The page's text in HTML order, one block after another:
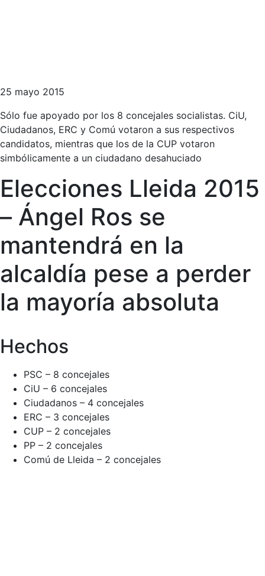
25 mayo 2015
Sólo fue apoyado por los 8 concejales socialistas. CiU,
Ciudadanos, ERC y Comú votaron a sus respectivos
candidatos, mientras que los de la CUP votaron
simbólicamente a un ciudadano desahuciado
Elecciones Lleida 2015
– Ángel Ros se
mantendrá en la
alcaldía pese a perder
la mayoría absoluta
Hechos
PSC – 8 concejales
CiU – 6 concejales
Ciudadanos – 4 concejales
ERC – 3 concejales
CUP – 2 concejales
PP – 2 concejales
Comú de Lleida – 2 concejales